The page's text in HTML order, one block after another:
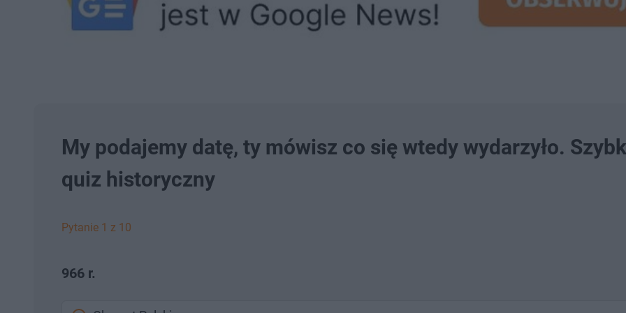
My podajemy datę, ty mówisz co się wtedy wydarzyło.
quiz historyczny
Pytanie 1 z 10
966 r.